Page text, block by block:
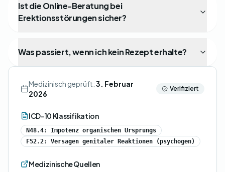
Ist die Online-Beratung bei
Erektionsstörungen sicher?
Was passiert, wenn ich kein Rezept erhalte?
Medizinisch geprüft:3. Februar
2026
Verifiziert
ICD-10 Klassifikation
N48.4: Impotenz organischen Ursprungs
F52.2: Versagen genitaler Reaktionen (psychogen)
Medizinische Quellen